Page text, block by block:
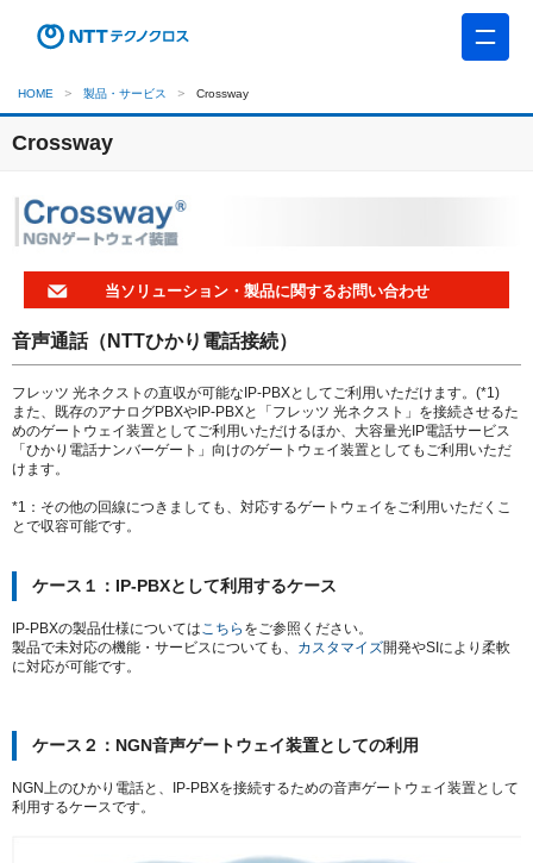
HOME 製品・サービス Crossway
Crossway
当ソリューション・製品に関するお問い合わせ
音声通話（NTTひかり電話接続）
フレッツ 光ネクストの直収が可能なIP-PBXとしてご利用いただけます。(*1)
また、既存のアナログPBXやIP-PBXと「フレッツ 光ネクスト」を接続させるた
めのゲートウェイ装置としてご利用いただけるほか、大容量光IP電話サービス
「ひかり電話ナンバーゲート」向けのゲートウェイ装置としてもご利用いただ
けます。
*1：その他の回線につきましても、対応するゲートウェイをご利用いただくこ
とで収容可能です。
ケース１：IP-PBXとして利用するケース
IP-PBXの製品仕様については こちら をご参照ください。
製品で未対応の機能・サービスについても、 カスタマイズ開発やSIにより柔軟
に対応が可能です。
ケース２：NGN音声ゲートウェイ装置としての利用
NGN上のひかり電話と、IP-PBXを接続するための音声ゲートウェイ装置として
利用するケースです。